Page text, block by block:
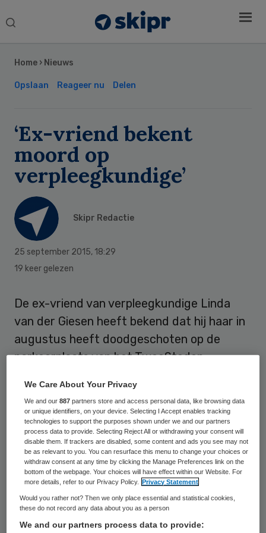
Search
Home › Nieuws
Opslaan Reageer nu Delen
‘Ex-vriend bekent
moord op
verpleegkundige’
Skipr Redactie
25 september 2015, 18:29
19 keer gelezen
De ex-vriend van verpleegkundige Linda
van der Giesen heeft bekend dat hij haar in
augustus heeft doodgeschoten op de
parkeerplaats van het TweeSteden-
advocaat vrijdag aan Omroep Brabant en
BN De Stem laten weten.
Volgens zijn raadsman was John F. van plan
om zichzelf voor de ogen van zijn
voormalige vriendin van het leven te
beroven, maar hij zou door een psychose
anders gehandeld hebben.
Sidebar
We Care About Your Privacy
We and our887 partners store and access personal data, like browsing data
or unique identifiers, on your device. Selecting I Accept enables tracking
technologies to support the purposes shown under we and our partners
process data to provide. Selecting Reject All or withdrawing your consent will
disable them. If trackers are disabled, some content and ads you see may not
be as relevant to you. You can resurface this menu to change your choices or
withdraw consent at any time by clicking the Manage Preferences link on the
bottom of the webpage. Your choices will have effect within our Website. For
more details, refer to our Privacy Policy.
Privacy Statement
Would you rather not? Then we only place essential and statistical cookies,
these do not record any data about you as a person
We and our partners process data to provide: